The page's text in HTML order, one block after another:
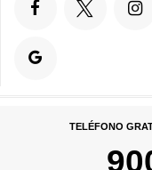
TELÉFONO